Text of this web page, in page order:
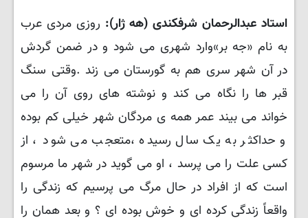
استاد عبدالرحمان شرفکندی (هه ژار): روزی مردی عرب
به نام «جه بر»وارد شهری می شود و در ضمن گردش
در آن شهر سری هم به گورستان می زند .وقتی سنگ
قبر ها را نگاه می کند و نوشته های روی آن را می
خواند می بیند عمر همه ی مردگان شهر خیلی کم بوده
و حداکثر به یک سال رسیده ،متعجب می شود ، از
کسی علت را می پرسد ، او می گوید در شهر ما مرسوم
است که از افراد در حال مرگ می پرسیم که زندگی را
واقعاً زندگی کرده ای و خوش بوده ای ؟ و بعد همان را